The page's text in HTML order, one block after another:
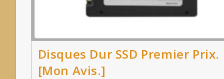
Disques Dur SSD Premier Prix.
[Mon Avis.]